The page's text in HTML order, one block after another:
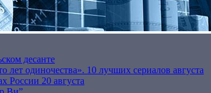
десанте
одиночества». 10 лучших сериалов августа
России 20 августа